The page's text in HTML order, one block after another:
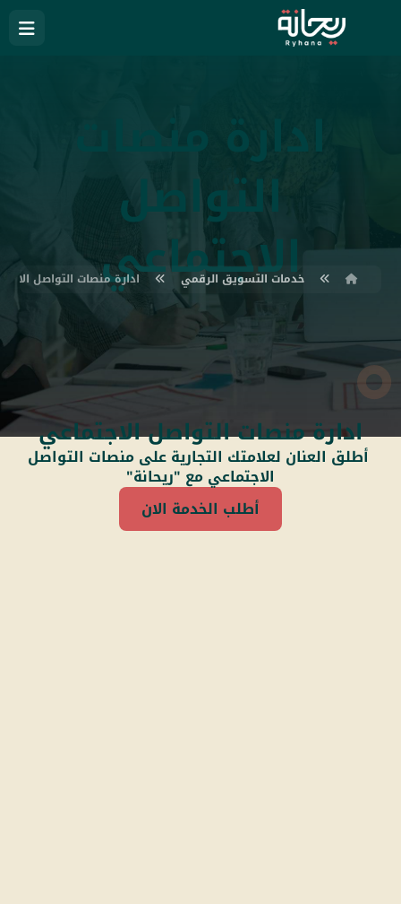
ادارة منصات
التواصل
الاجتماعي
خدمات التسويق الرقمي ادارة منصات التواصل
ادارة منصات التواصل الاجتماعي
أطلق العنان لعلامتك التجارية على منصات التواصل
الاجتماعي مع "ريحانة"
أطلب الخدمة الان